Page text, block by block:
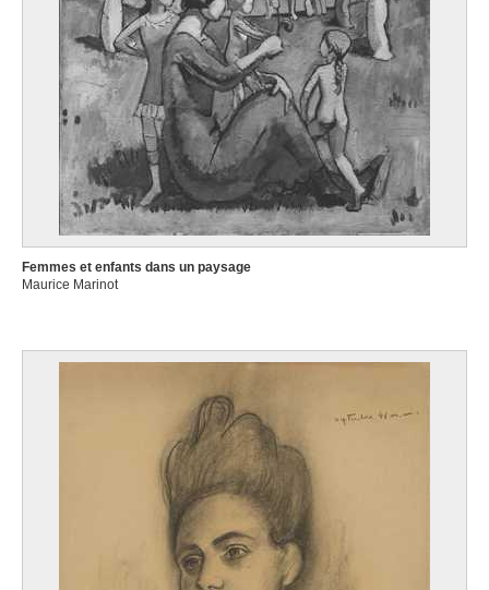
Femmes et enfants dans un paysage
Maurice Marinot